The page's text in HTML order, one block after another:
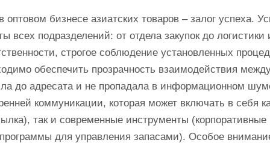
бизнесе азиатских товаров – залог успеха.
всех подразделений: от отдела закупок до логистики
строгое соблюдение установленных
обеспечить прозрачность взаимодействия
до адресата и не пропадала в информационном
коммуникации, которая может включать в себя
так и современные инструменты (корпоративные
для управления запасами). Особое